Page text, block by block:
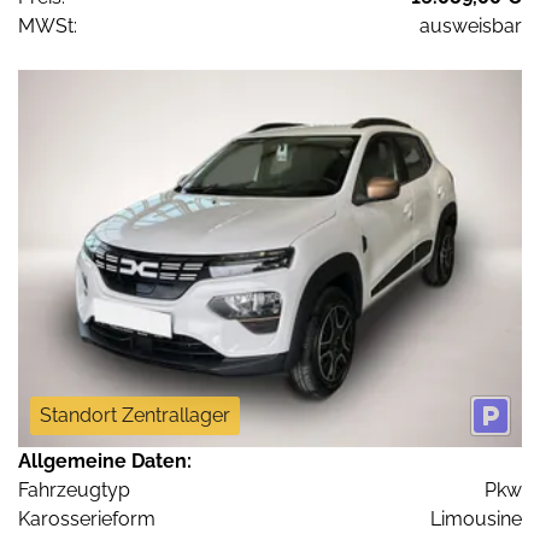
MWSt:
ausweisbar
Standort Zentrallager
Allgemeine Daten:
Fahrzeugtyp
Pkw
Karosserieform
Limousine